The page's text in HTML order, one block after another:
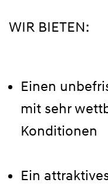
WIR BIETEN:
Einen
mit sehr
Konditionen
Ein